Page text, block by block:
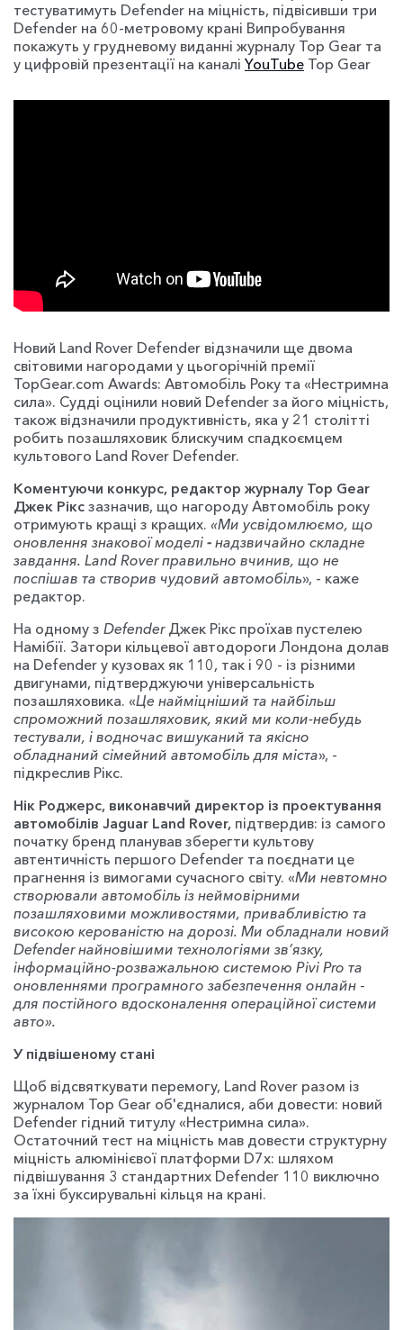
тестуватимуть Defender на міцність, підвісивши три
Defender на 60-метровому крані Випробування
покажуть у грудневому виданні журналу Top Gear та
у цифровій презентації на каналі YouTube Top Gear
Новий Land Rover Defender відзначили ще двома
світовими нагородами у цьогорічній премії
TopGear.com Awards: Автомобіль Року та «Нестримна
сила». Судді оцінили новий Defender за його міцність,
також відзначили продуктивність, яка у 21 столітті
робить позашляховик блискучим спадкоємцем
культового Land Rover Defender.
Коментуючи конкурс, редактор журналу Top Gear
Джек Рікс зазначив, що нагороду Автомобіль року
отримують кращі з кращих. «Ми усвідомлюємо, що
оновлення знакової моделі - надзвичайно складне
завдання. Land Rover правильно вчинив, що не
поспішав та створив чудовий автомобіль», - каже
редактор.
На одному з DefenderДжек Рікс проїхав пустелею
Намібії. Затори кільцевої автодороги Лондона долав
на Defender у кузовах як 110, так і 90 - із різними
двигунами, підтверджуючи універсальність
позашляховика. «Це найміцніший та найбільш
спроможний позашляховик, який ми коли-небудь
тестували, і водночас вишуканий та якісно
обладнаний сімейний автомобіль для міста», -
підкреслив Рікс.
Нік Роджерс, виконавчий директор із проектування
автомобілів Jaguar Land Rover, підтвердив: із самого
початку бренд планував зберегти культову
автентичність першого Defender та поєднати це
прагнення із вимогами сучасного світу. «Ми невтомно
створювали автомобіль із неймовірними
позашляховими можливостями, привабливістю та
високою керованістю на дорозі. Ми обладнали новий
Defender найновішими технологіями зв’язку,
інформаційно-розважальною системою Pivi Pro та
оновленнями програмного забезпечення онлайн -
для постійного вдосконалення операційної системи
авто».
У підвішеному стані
Щоб відсвяткувати перемогу, Land Rover разом із
журналом Top Gear об'єдналися, аби довести: новий
Defender гідний титулу «Нестримна сила».
Остаточний тест на міцність мав довести структурну
міцність алюмінієвої платформи D7x: шляхом
підвішування 3 стандартних Defender 110 виключно
за їхні буксирувальні кільця на крані.